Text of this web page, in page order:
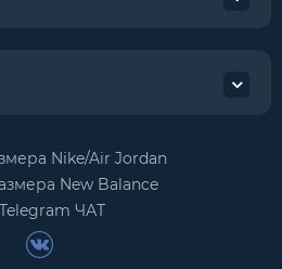
Nike/Air Jordan
New Balance
Telegram ЧАТ